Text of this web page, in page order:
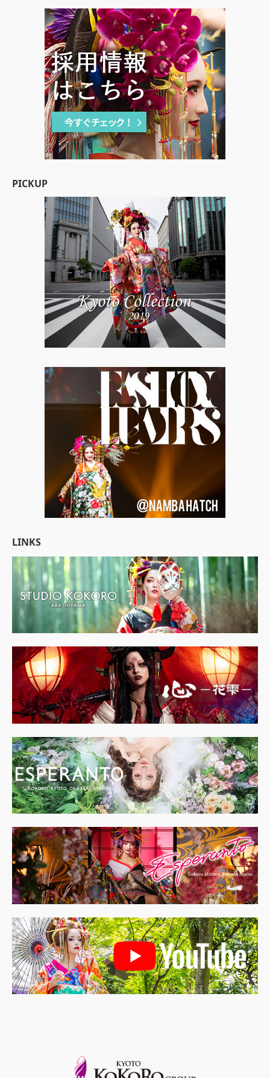
PICKUP
LINKS